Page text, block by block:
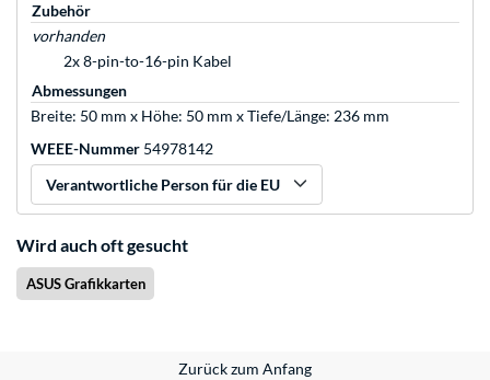
Zubehör
vorhanden
2x 8-pin-to-16-pin Kabel
Abmessungen
Breite: 50 mm x Höhe: 50 mm x Tiefe/Länge: 236 mm
WEEE-Nummer 54978142
Verantwortliche Person für die EU
Wird auch oft gesucht
ASUS Grafikkarten
Zurück zum Anfang